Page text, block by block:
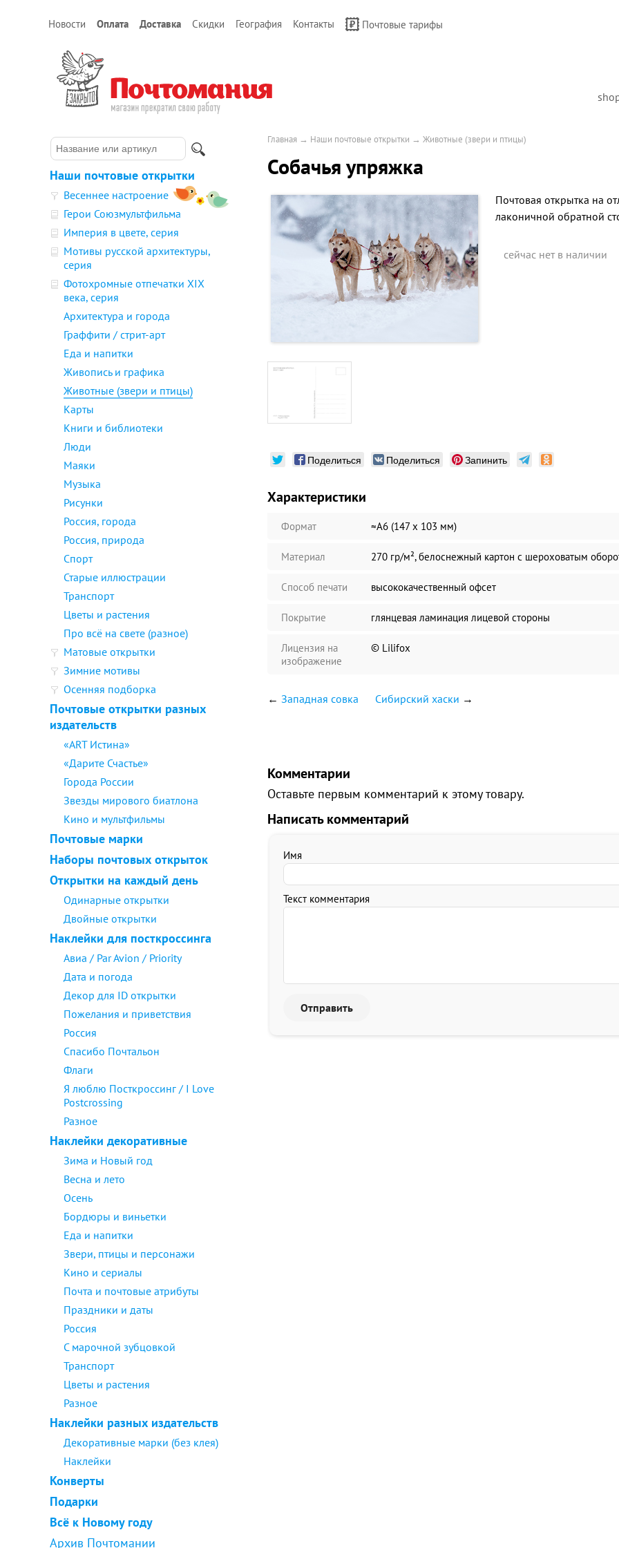
Новости Оплата Доставка Скидки География Контакты Почтовые тарифы
Наши почтовые открытки
Весеннее настроение
Герои Союзмультфильма
Империя в цвете, серия
Мотивы русской архитектуры,
серия
Фотохромные отпечатки XIX
века, серия
Архитектура и города
Граффити / стрит-арт
Еда и напитки
Живопись и графика
Животные (звери и птицы)
Карты
Книги и библиотеки
Люди
Маяки
Музыка
Рисунки
Россия, города
Россия, природа
Спорт
Старые иллюстрации
Транспорт
Цветы и растения
Про всё на свете (разное)
Матовые открытки
Зимние мотивы
Осенняя подборка
Почтовые открытки разных
издательств
«ART Истина»
«Дарите Счастье»
Города России
Звезды мирового биатлона
Кино и мультфильмы
Почтовые марки
Наборы почтовых открыток
Открытки на каждый день
Одинарные открытки
Двойные открытки
Наклейки для посткроссинга
Авиа / Par Avion / Priority
Дата и погода
Декор для ID открытки
Пожелания и приветствия
Россия
Спасибо Почтальон
Флаги
Я люблю Посткроссинг / I Love
Postcrossing
Разное
Наклейки декоративные
Зима и Новый год
Весна и лето
Осень
Бордюры и виньетки
Еда и напитки
Звери, птицы и персонажи
Кино и сериалы
Почта и почтовые атрибуты
Праздники и даты
Россия
С марочной зубцовкой
Транспорт
Цветы и растения
Разное
Наклейки разных издательств
Декоративные марки (без клея)
Наклейки
Конверты
Подарки
Всё к Новому году
Архив Почтомании
Главная → Наши почтовые открытки → Животные (звери и птицы)
Собачья упряжка
Почтовая открытка на
лаконичной обратной
сейчас нет в наличии
Поделиться Поделиться Запинить
Характеристики
Формат ≈А6 (147 х 103 мм)
Материал 270 гр/м², белоснежный картон с шероховатым
Способ печати высококачественный офсет
Покрытие глянцевая ламинация лицевой стороны
Лицензия на
изображение
© Lilifox
← Западная совка Сибирский хаски →
Комментарии
Оставьте первым комментарий к этому товару.
Написать комментарий
Имя
Текст комментария